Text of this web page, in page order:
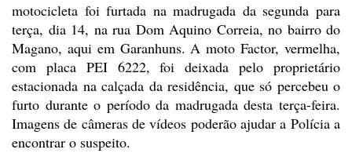
motocicleta foi furtada na madrugada da segunda para
terça, dia 14, na rua Dom Aquino Correia, no bairro do
Magano, aqui emGaranhuns. A moto Factor, vermelha,
com placa PEI 6222, foi deixada pelo proprietário
estacionada na calçada da residência, que só percebeu o
furto durante o período da madrugada desta terça-feira.
Imagens de câmeras de vídeos poderão ajudar a Polícia a
encontrar o suspeito.